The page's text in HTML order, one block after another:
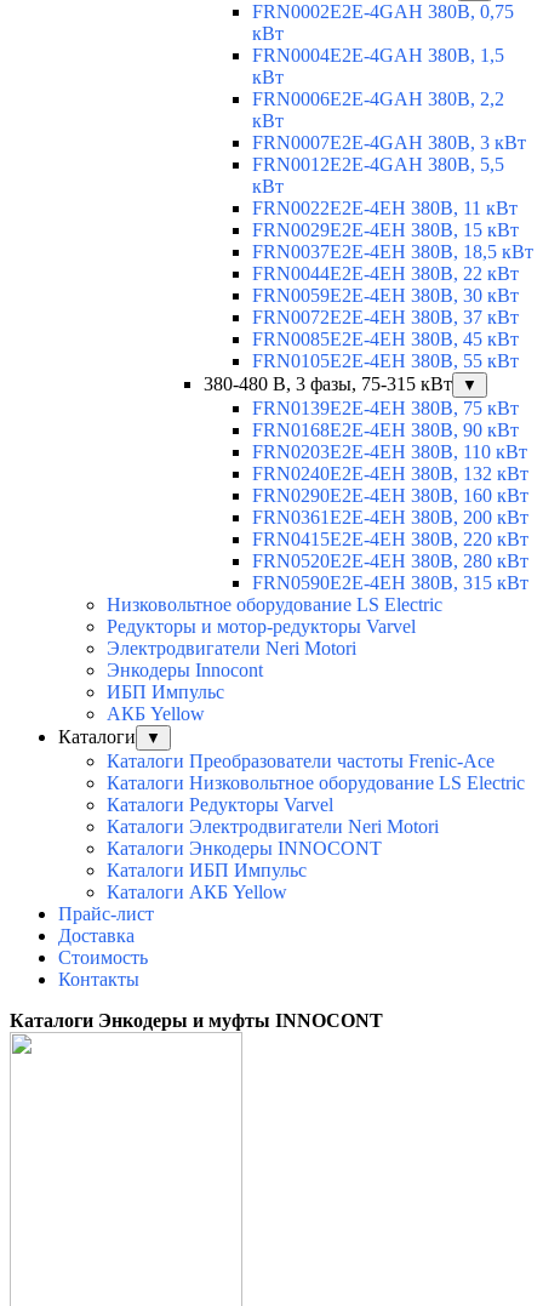
FRN0002E2E-4GAH 380В, 0,75
кВт
FRN0004E2E-4GAH 380В, 1,5
кВт
FRN0006E2E-4GAH 380В, 2,2
кВт
FRN0007E2E-4GAH 380В, 3 кВт
FRN0012E2E-4GAH 380В, 5,5
кВт
FRN0022E2E-4EH 380В, 11 кВт
FRN0029E2E-4EH 380В, 15 кВт
FRN0037E2E-4EH 380В, 18,5 кВт
FRN0044E2E-4EH 380В, 22 кВт
FRN0059E2E-4EH 380В, 30 кВт
FRN0072E2E-4EH 380В, 37 кВт
FRN0085E2E-4EH 380В, 45 кВт
FRN0105E2E-4EH 380В, 55 кВт
380-480 В, 3 фазы, 75-315 кВт
▼
FRN0139E2E-4EH 380В, 75 кВт
FRN0168E2E-4EH 380В, 90 кВт
FRN0203E2E-4EH 380В, 110 кВт
FRN0240E2E-4EH 380В, 132 кВт
FRN0290E2E-4EH 380В, 160 кВт
FRN0361E2E-4EH 380В, 200 кВт
FRN0415E2E-4EH 380В, 220 кВт
FRN0520E2E-4EH 380В, 280 кВт
FRN0590E2E-4EH 380В, 315 кВт
Низковольтное оборудование LS Electric
Редукторы и мотор-редукторы Varvel
Электродвигатели Neri Motori
Энкодеры Innocont
ИБП Импульс
АКБ Yellow
Каталоги
▼
Каталоги Преобразователи частоты Frenic-Ace
Каталоги Низковольтное оборудование LS Electric
Каталоги Редукторы Varvel
Каталоги Электродвигатели Neri Motori
Каталоги Энкодеры INNOCONT
Каталоги ИБП Импульс
Каталоги АКБ Yellow
Прайс-лист
Доставка
Стоимость
Контакты
Каталоги Энкодеры и муфты INNOCONT